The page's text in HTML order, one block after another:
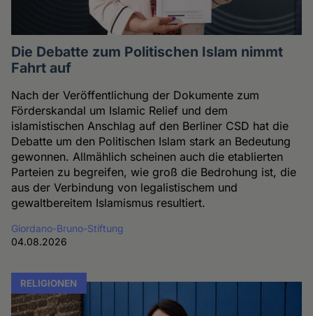
Die Debatte zum Politischen Islam nimmt
Fahrt auf
Nach der Veröffentlichung der Dokumente zum
Förderskandal um Islamic Relief und dem
islamistischen Anschlag auf den Berliner CSD hat die
Debatte um den Politischen Islam stark an Bedeutung
gewonnen. Allmählich scheinen auch die etablierten
Parteien zu begreifen, wie groß die Bedrohung ist, die
aus der Verbindung von legalistischem und
gewaltbereitem Islamismus resultiert.
Giordano-Bruno-Stiftung
04.08.2026
RELIGIONEN